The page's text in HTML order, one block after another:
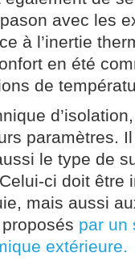
avec les
à l’inertie
en été
de
paramètres.
le type de
ci doit être
mais aussi
par un
extérieure.